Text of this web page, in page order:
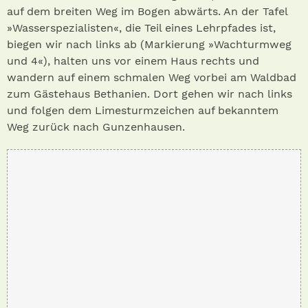
auf dem breiten Weg im Bogen abwärts. An der Tafel
»Wasserspezialisten«, die Teil eines Lehrpfades ist,
biegen wir nach links ab (Markierung »Wachturmweg
und 4«), halten uns vor einem Haus rechts und
wandern auf einem schmalen Weg vorbei am Waldbad
zum Gästehaus Bethanien. Dort gehen wir nach links
und folgen dem Limesturmzeichen auf bekanntem
Weg zurück nach Gunzenhausen.